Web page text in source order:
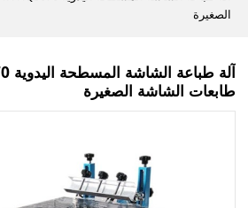
الصغيرة
طابعات الشاشة الصغيرة